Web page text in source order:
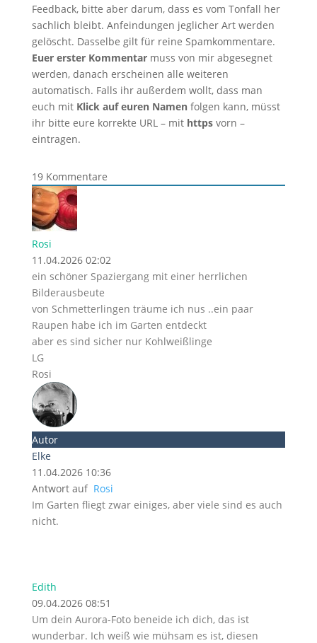
Feedback, bitte aber darum, dass es vom Tonfall her
sachlich bleibt. Anfeindungen jeglicher Art werden
gelöscht. Dasselbe gilt für reine Spamkommentare.
Euer erster Kommentarmuss von mir abgesegnet
werden, danach erscheinen alle weiteren
automatisch. Falls ihr außerdem wollt, dass man
euch mit Klick auf euren Namenfolgen kann, müsst
ihr bitte eure korrekte URL – mit httpsvorn –
eintragen.
19Kommentare
Rosi
11.04.2026 02:02
ein schöner Spaziergang mit einer herrlichen
Bilderausbeute
von Schmetterlingen träume ich nus ..ein paar
Raupen habe ich im Garten entdeckt
aber es sind sicher nur Kohlweißlinge
LG
Rosi
Autor
Elke
11.04.2026 10:36
Antwort auf Rosi
Im Garten fliegt zwar einiges, aber viele sind es auch
nicht.
Edith
09.04.2026 08:51
Um dein Aurora-Foto beneide ich dich, das ist
wunderbar. Ich weiß wie mühsam es ist, diesen